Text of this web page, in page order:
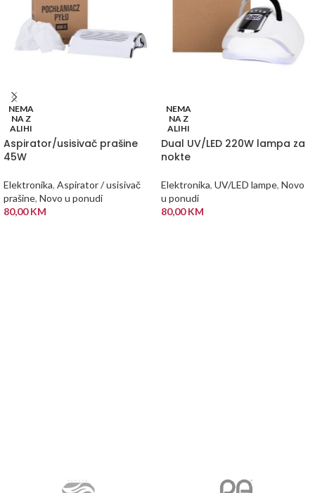
NEMA
NA Z
ALIHI
Aspirator/usisivač prašine
45W
Elektronika, Aspirator / usisivač
prašine, Novo u ponudi
80,00KM
NEMA
NA Z
ALIHI
Dual UV/LED 220W lampa za
nokte
Elektronika, UV/LED lampe, Novo
u ponudi
80,00KM